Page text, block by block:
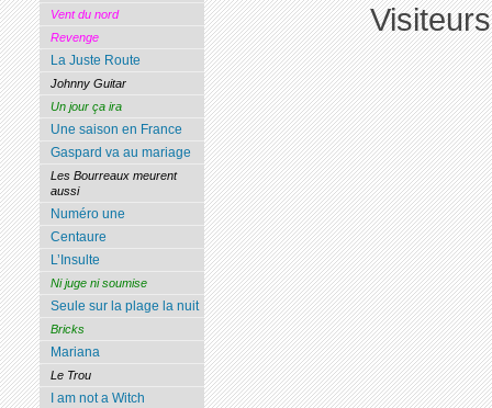
Vent du nord
Revenge
La Juste Route
Johnny Guitar
Un jour ça ira
Une saison en France
Gaspard va au mariage
Les Bourreaux meurent
aussi
Numéro une
Centaure
L’Insulte
Ni juge ni soumise
Seule sur la plage la nuit
Bricks
Mariana
Le Trou
I am not a Witch